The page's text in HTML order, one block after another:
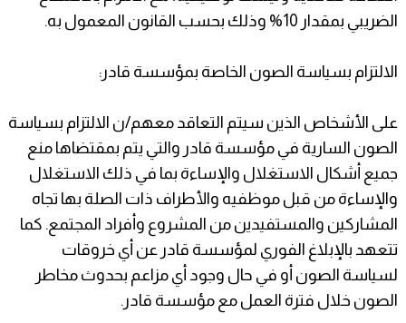
الضريبي بمقدار 10% وذلك بحسب القانون المعمول به.
الالتزام بسياسة الصون الخاصة بمؤسسة قادر:
على الأشخاص الذين سيتم التعاقد معهم/ن الالتزام بسياسة
الصون السارية في مؤسسة قادر والتي يتم بمقتضاها منع
جميع أشكال الاستغلال والإساءة بما في ذلك الاستغلال
والإساءة من قبل موظفيه والأطراف ذات الصلة بها تجاه
المشاركين والمستفيدين من المشروع وأفراد المجتمع. كما
تتعهد بالإبلاغ الفوري لمؤسسة قادر عن أي خروقات
لسياسة الصون أو في حال وجود أي مزاعم بحدوث مخاطر
الصون خلال فترة العمل مع مؤسسة قادر.